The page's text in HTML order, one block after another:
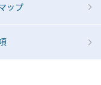
ップ